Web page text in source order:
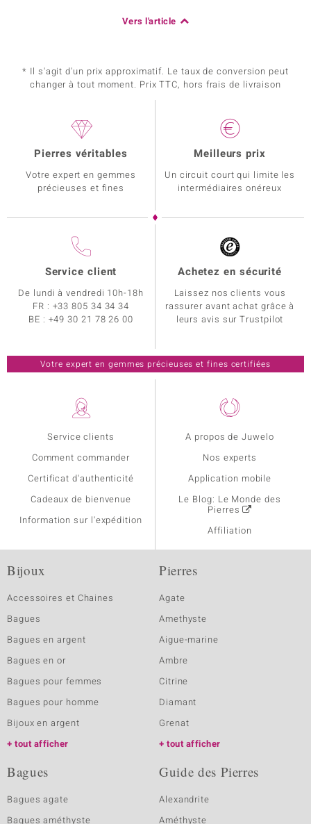
Vers l'article
* Il s'agit d'un prix approximatif. Le taux de conversion peut
changer à tout moment. Prix TTC, hors frais de livraison
Service clients
Comment commander
Certificat d'authenticité
Cadeaux de bienvenue
Information sur l'expédition
A propos de Juwelo
Nos experts
Application mobile
Le Blog: Le Monde des
Pierres
Affiliation
Pierres véritables
Votre expert en gemmes
précieuses et fines
Meilleurs prix
Un circuit court qui limite les
intermédiaires onéreux
Service client
De lundi à vendredi 10h-18h
FR : +33 805 34 34 34
BE : +49 30 21 78 26 00
Achetez en sécurité
Laissez nos clients vous
rassurer avant achat grâce à
leurs avis sur Trustpilot
Votre expert en gemmes précieuses et fines certifiées
Bijoux
Accessoires et Chaines
Bagues
Bagues en argent
Bagues en or
Bagues pour femmes
Bagues pour homme
Bijoux en argent
tout afficher
Pierres
Agate
Amethyste
Aigue-marine
Ambre
Citrine
Diamant
Grenat
tout afficher
Bagues
Bagues agate
Bagues améthyste
Guide des Pierres
Alexandrite
Améthyste